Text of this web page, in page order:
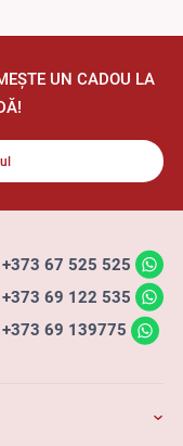
UN CADOU LA
+373 67 525 525
+373 69 122 535
+373 69 139775